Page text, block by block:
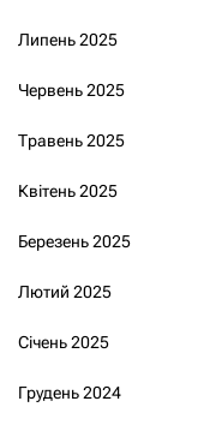
Липень 2025
Червень 2025
Травень 2025
Квітень 2025
Березень 2025
Лютий 2025
Січень 2025
Грудень 2024